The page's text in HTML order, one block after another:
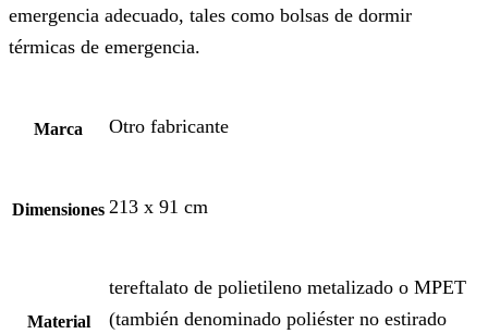
emergencia adecuado, tales como bolsas de dormir
térmicas de emergencia.
Marca Otro fabricante
Dimensiones 213 x 91 cm
Material
tereftalato de polietileno metalizado o MPET
(también denominado poliéster no estirado